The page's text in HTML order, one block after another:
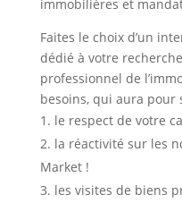
immobilières et
Faites le choix d’un
dédié à votre
professionnel de
besoins, qui aura pour
le respect de votre
la réactivité sur les
Market !
les visites de biens